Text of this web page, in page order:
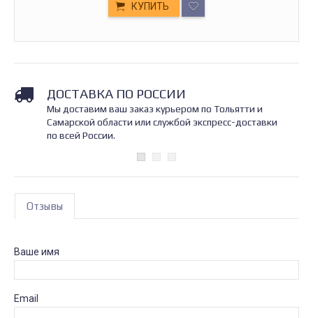
КУПИТЬ
ДОСТАВКА ПО РОССИИ
Мы доставим ваш заказ курьером по Тольятти и
Самарской области или службой экспресс-доставки
по всей России.
Отзывы
Ваше имя
Email